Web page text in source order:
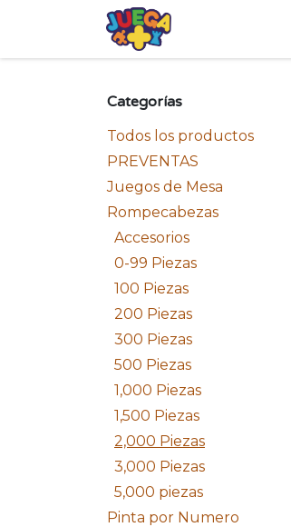
Categorías
Todos los productos
PREVENTAS
Juegos de Mesa
Rompecabezas
Accesorios
0-99 Piezas
100 Piezas
200 Piezas
300 Piezas
500 Piezas
1,000 Piezas
1,500 Piezas
2,000 Piezas
3,000 Piezas
5,000 piezas
Pinta por Numero